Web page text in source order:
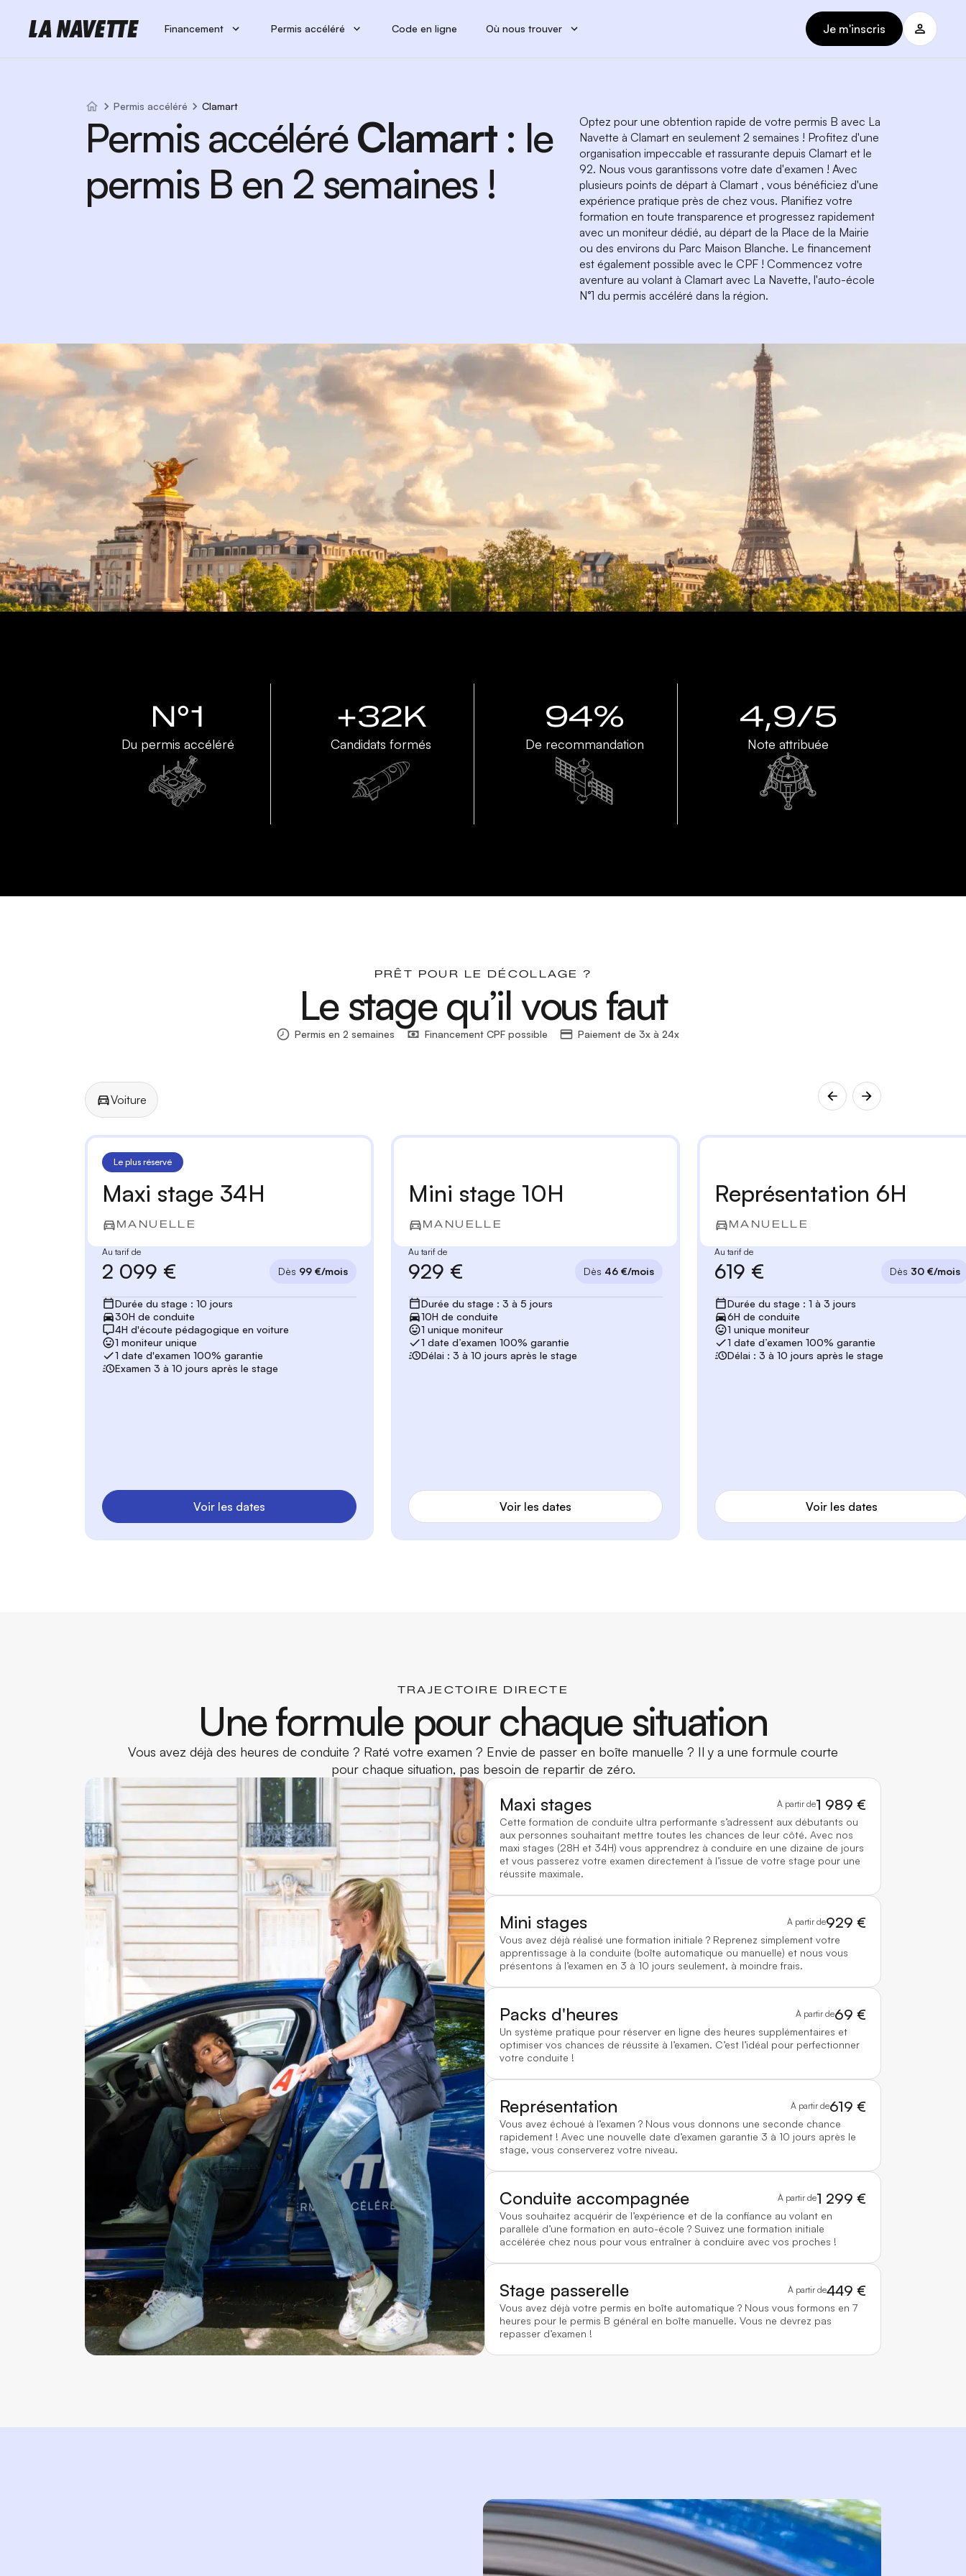
Financement Permis accéléré Code en ligne Où nous trouver Je m'inscris
Permis accéléré Clamart
Permis accéléréClamart : le
permis B en 2 semaines !
Optez pour une obtention rapide de votre permis B avec La
Navette à Clamart en seulement 2 semaines ! Profitez d'une
organisation impeccable et rassurante depuis Clamart et le
92. Nous vous garantissons votre date d'examen ! Avec
plusieurs points de départ à Clamart , vous bénéficiez d'une
expérience pratique près de chez vous. Planifiez votre
formation en toute transparence et progressez rapidement
avec un moniteur dédié, au départ de la Place de la Mairie
ou des environs du Parc Maison Blanche. Le financement
est également possible avec le CPF ! Commencez votre
aventure au volant à Clamart avec La Navette, l'auto-école
N°1 du permis accéléré dans la région.
N°1
Du permis accéléré
+32K
Candidats formés
94%
De recommandation
4,9/5
Note attribuée
PRÊT POUR LE DÉCOLLAGE ?
Le stage qu’il vous faut
Permis en 2 semaines Financement CPF possible Paiement de 3x à 24x
Voiture
Le plus réservé
Maxi stage 34H
MANUELLE
Au tarif de
2 099 € Dès 99 €/mois
Durée du stage : 10 jours
30H de conduite
4H d'écoute pédagogique en voiture
1 moniteur unique
1 date d'examen 100% garantie
Examen 3 à 10 jours après le stage
Voir les dates
Mini stage 10H
MANUELLE
Au tarif de
929 € Dès 46 €/mois
Durée du stage : 3 à 5 jours
10H de conduite
1 unique moniteur
1 date d’examen 100% garantie
Délai : 3 à 10 jours après le stage
Voir les dates
Représentation 6H
MANUELLE
Au tarif de
619 € Dès 30 €/mois
Durée du stage : 1 à 3 jours
6H de conduite
1 unique moniteur
1 date d’examen 100% garantie
Délai : 3 à 10 jours après le stage
Voir les dates
TRAJECTOIRE DIRECTE
Une formule pour chaque situation
Vous avez déjà des heures de conduite ? Raté votre examen ? Envie de passer en boîte manuelle ? Il y a une formule courte
pour chaque situation, pas besoin de repartir de zéro.
Maxi stages À partir de1 989 €
Cette formation de conduite ultra performante s’adressent aux débutants ou
aux personnes souhaitant mettre toutes les chances de leur côté. Avec nos
maxi stages (28H et 34H) vous apprendrez à conduire en une dizaine de jours
et vous passerez votre examen directement à l’issue de votre stage pour une
réussite maximale.
Mini stages À partir de929 €
Vous avez déjà réalisé une formation initiale ? Reprenez simplement votre
apprentissage à la conduite (boîte automatique ou manuelle) et nous vous
présentons à l’examen en 3 à 10 jours seulement, à moindre frais.
Packs d'heures À partir de69 €
Un système pratique pour réserver en ligne des heures supplémentaires et
optimiser vos chances de réussite à l’examen. C’est l’idéal pour perfectionner
votre conduite !
Représentation À partir de619 €
Vous avez échoué à l’examen ? Nous vous donnons une seconde chance
rapidement ! Avec une nouvelle date d’examen garantie 3 à 10 jours après le
stage, vous conserverez votre niveau.
Conduite accompagnée À partir de1 299 €
Vous souhaitez acquérir de l’expérience et de la confiance au volant en
parallèle d’une formation en auto-école ? Suivez une formation initiale
accélérée chez nous pour vous entraîner à conduire avec vos proches !
Stage passerelle À partir de449 €
Vous avez déjà votre permis en boîte automatique ? Nous vous formons en 7
heures pour le permis B général en boîte manuelle. Vous ne devrez pas
repasser d’examen !